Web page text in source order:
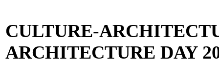
CULTURE-
ARCHITECTURE DAY